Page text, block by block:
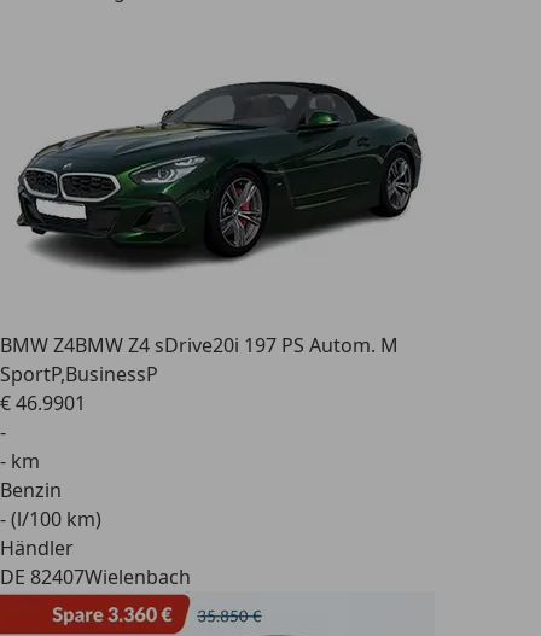
BMW Z4BMW Z4 sDrive20i 197 PS Autom. M
SportP,BusinessP
€ 46.9901
-
- km
Benzin
- (l/100 km)
Händler
DE 82407Wielenbach